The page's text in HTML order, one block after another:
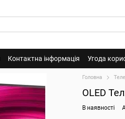
Контактна інформація Угода
Головна
OLED
В наявності